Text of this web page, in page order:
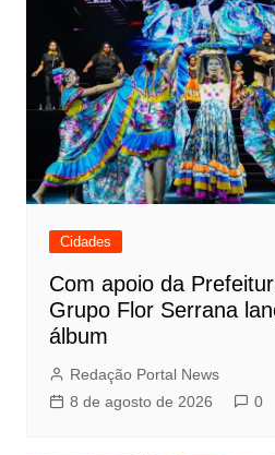
Cidades
Com apoio da
Grupo Flor Serrana
álbum
Redação Portal News
8 de agosto de 2026
0